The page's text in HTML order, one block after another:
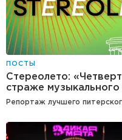
ПОСТЫ
Стереолето:
страже музыкального
Репортаж лучшего